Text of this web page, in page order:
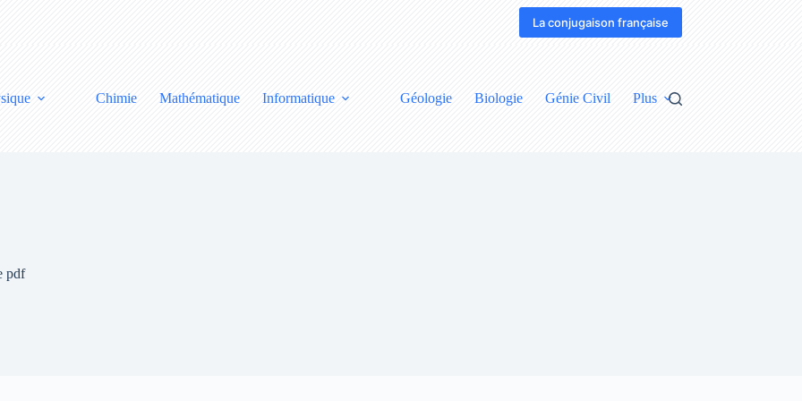
La conjugaison française
Chimie Mathématique Informatique Géologie Biologie Génie Civil Plus
pdf